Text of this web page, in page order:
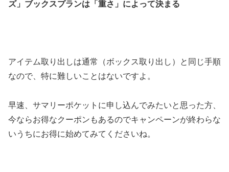
ズ」ブックスプランは「重さ」によって決まる
アイテム取り出しは通常（ボックス取り出し）と同じ手順
なので、特に難しいことはないですよ。
早速、サマリーポケットに申し込んでみたいと思った方、
今ならお得なクーポンもあるのでキャンペーンが終わらな
いうちにお得に始めてみてくださいね。